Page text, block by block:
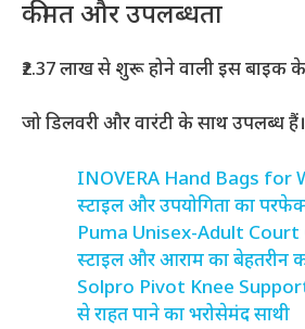
कीमत और उपलब्धता
₹2.37 लाख से शुरू होने वाली इस बाइक
जो डिलवरी और वारंटी के साथ उपलब्ध हैं।
INOVERA Hand Bags for
स्टाइल और उपयोगिता का
Puma Unisex-Adult Court
स्टाइल और आराम का बेहतरीन
Solpro Pivot Knee
से राहत पाने का भरोसेमंद साथी